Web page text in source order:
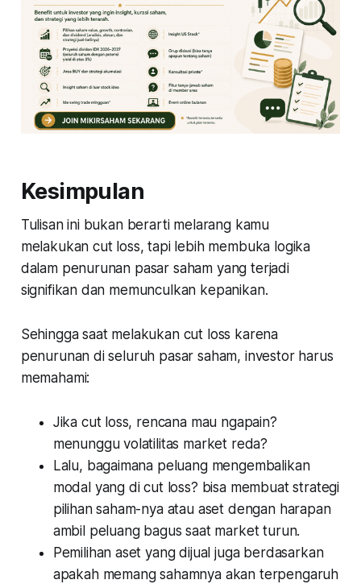
Kesimpulan
Tulisan ini bukan berarti melarang kamu
melakukan cut loss, tapi lebih membuka logika
dalam penurunan pasar saham yang terjadi
signifikan dan memunculkan kepanikan.
Sehingga saat melakukan cut loss karena
penurunan di seluruh pasar saham, investor harus
memahami:
Jika cut loss, rencana mau ngapain?
menunggu volatilitas market reda?
Lalu, bagaimana peluang mengembalikan
modal yang di cut loss? bisa membuat strategi
pilihan saham-nya atau aset dengan harapan
ambil peluang bagus saat market turun.
Pemilihan aset yang dijual juga berdasarkan
apakah memang sahamnya akan terpengaruh